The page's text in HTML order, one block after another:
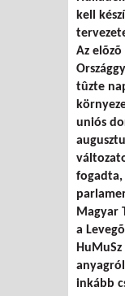
kell
Az
tûzte
uniós
fogadta,
Magyar
a
inkább